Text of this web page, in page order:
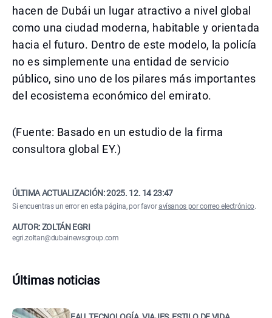
hacen de Dubái un lugar atractivo a nivel global
como una ciudad moderna, habitable y orientada
hacia el futuro. Dentro de este modelo, la policía
no es simplemente una entidad de servicio
público, sino uno de los pilares más importantes
del ecosistema económico del emirato.
(Fuente: Basado en un estudio de la firma
consultora global EY.)
ÚLTIMA ACTUALIZACIÓN:2025. 12. 14 23:47
Si encuentras un error en esta página, por favoravísanos por correo electrónico.
AUTOR: ZOLTÁN EGRI
egri.zoltan@dubainewsgroup.com
Últimas noticias